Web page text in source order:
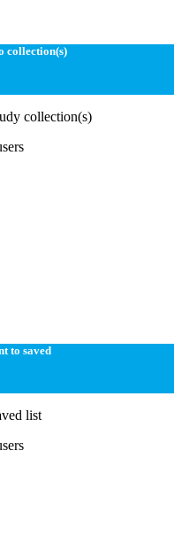
collection(s)
collection(s)
to saved
list